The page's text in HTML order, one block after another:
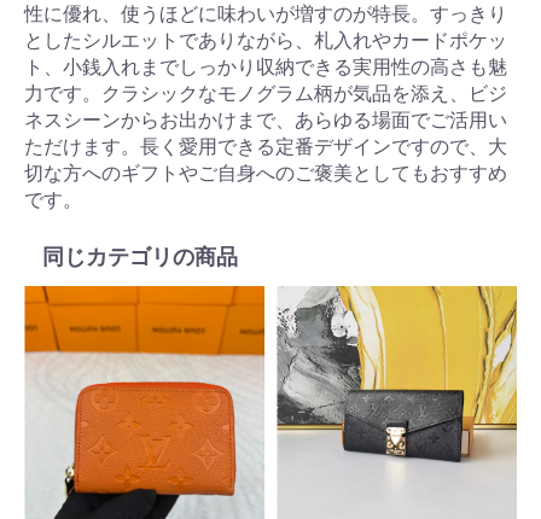
性に優れ、使うほどに味わいが増すのが特長。すっきり
としたシルエットでありながら、札入れやカードポケッ
ト、小銭入れまでしっかり収納できる実用性の高さも魅
力です。クラシックなモノグラム柄が気品を添え、ビジ
ネスシーンからお出かけまで、あらゆる場面でご活用い
ただけます。長く愛用できる定番デザインですので、大
切な方へのギフトやご自身へのご褒美としてもおすすめ
です。
同じカテゴリの商品